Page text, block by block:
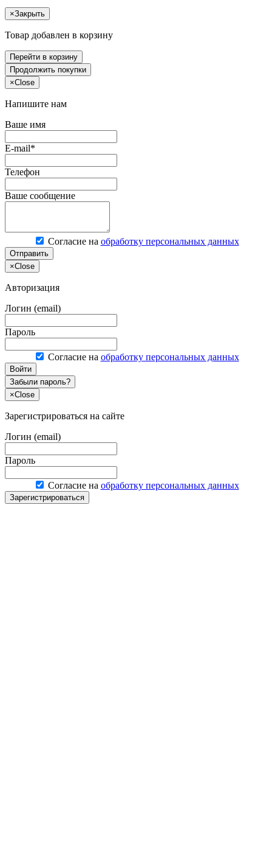
×Закрыть
Товар добавлен в корзину
Перейти в корзину
Продолжить покупки
×Close
Напишите нам
Ваше имя
E-mail*
Телефон
Ваше сообщение
Согласие на обработку персональных данных
Отправить
×Close
Авторизация
Логин (email)
Пароль
Согласие на обработку персональных данных
Войти
Забыли пароль?
×Close
Зарегистрироваться на сайте
Логин (email)
Пароль
Согласие на обработку персональных данных
Зарегистрироваться